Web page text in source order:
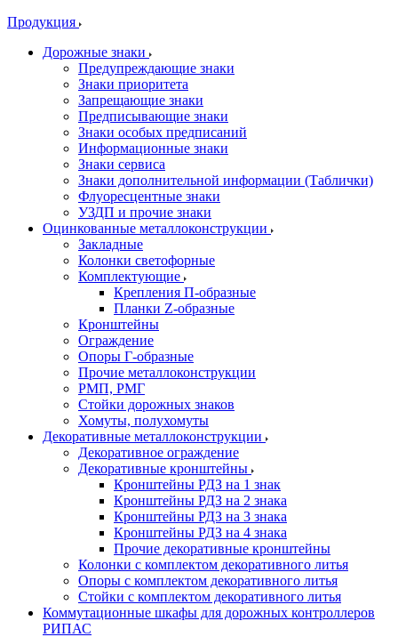
Продукция
Дорожные знаки
Предупреждающие знаки
Знаки приоритета
Запрещающие знаки
Предписывающие знаки
Знаки особых предписаний
Информационные знаки
Знаки сервиса
Знаки дополнительной информации (Таблички)
Флуоресцентные знаки
УЗДП и прочие знаки
Оцинкованные металлоконструкции
Закладные
Колонки светофорные
Комплектующие
Крепления П-образные
Планки Z-образные
Кронштейны
Ограждение
Опоры Г-образные
Прочие металлоконструкции
РМП, РМГ
Стойки дорожных знаков
Хомуты, полухомуты
Декоративные металлоконструкции
Декоративное ограждение
Декоративные кронштейны
Кронштейны РДЗ на 1 знак
Кронштейны РДЗ на 2 знака
Кронштейны РДЗ на 3 знака
Кронштейны РДЗ на 4 знака
Прочие декоративные кронштейны
Колонки с комплектом декоративного литья
Опоры с комплектом декоративного литья
Стойки с комплектом декоративного литья
Коммутационные шкафы для дорожных контроллеров
РИПАС